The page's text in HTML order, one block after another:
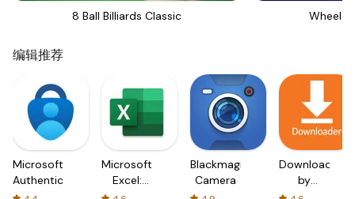
8 Ball Billiards Classic Wheel
编辑推荐
Microsoft
Authenticator
Microsoft
Excel:
Spreadsheets
Blackmagic
Camera
Downloader
by
AFTVnews